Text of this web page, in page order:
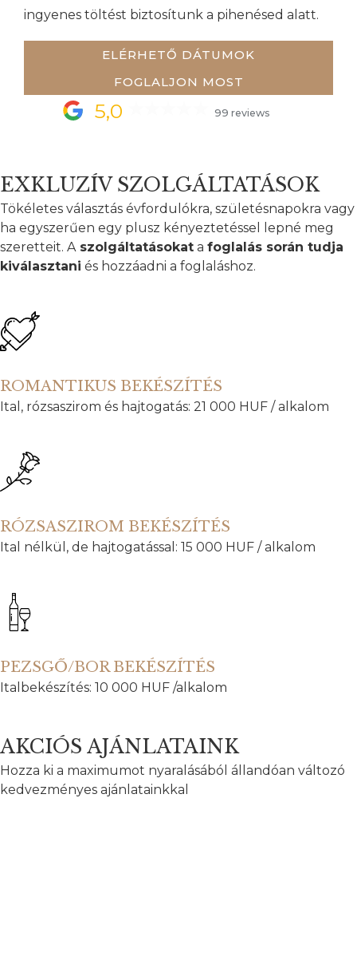
ingyenes töltést biztosítunk a pihenésed alatt.
ELÉRHETŐ DÁTUMOK
FOGLALJON MOST
5,0 99 reviews
EXKLUZÍV SZOLGÁLTATÁSOK
Tökéletes választás évfordulókra, születésnapokra vagy
ha egyszerűen egy plusz kényeztetéssel lepné meg
szeretteit. A szolgáltatásokat a foglalás során tudja
kiválasztani és hozzáadni a foglaláshoz.
ROMANTIKUS BEKÉSZÍTÉS
Ital, rózsaszirom és hajtogatás: 21 000 HUF / alkalom
RÓZSASZIROM BEKÉSZÍTÉS
Ital nélkül, de hajtogatással: 15 000 HUF / alkalom
PEZSGŐ/BOR BEKÉSZÍTÉS
Italbekészítés: 10 000 HUF /alkalom
AKCIÓS AJÁNLATAINK
Hozza ki a maximumot nyaralásából állandóan változó
kedvezményes ajánlatainkkal